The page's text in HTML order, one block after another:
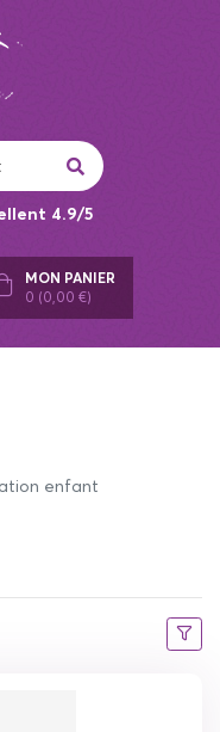
4.9/5
MON PANIER
0 (0,00 €)
enfant